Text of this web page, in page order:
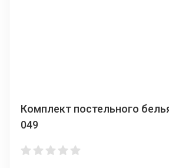
Комплект постельного
049